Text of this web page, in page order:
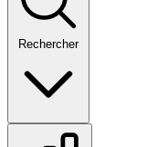
Rechercher